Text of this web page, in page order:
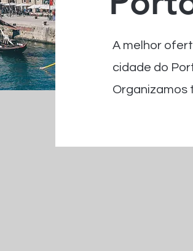
A melhor
cidade do
Organizamos